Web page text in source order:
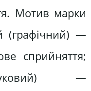
Мотив марки
(графічний) —
сприйняття;
—